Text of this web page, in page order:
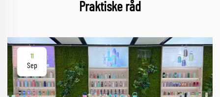
Praktiske råd
11
Sep